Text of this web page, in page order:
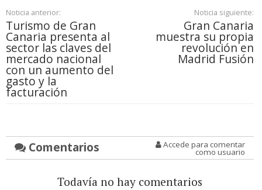
Noticia anterior:
Turismo de Gran
Canaria presenta al
sector las claves del
mercado nacional
con un aumento del
gasto y la
facturación
Noticia siguiente:
Gran Canaria
muestra su propia
revolución en
Madrid Fusión
Comentarios Accede para comentar
como usuario
Todavía no hay comentarios